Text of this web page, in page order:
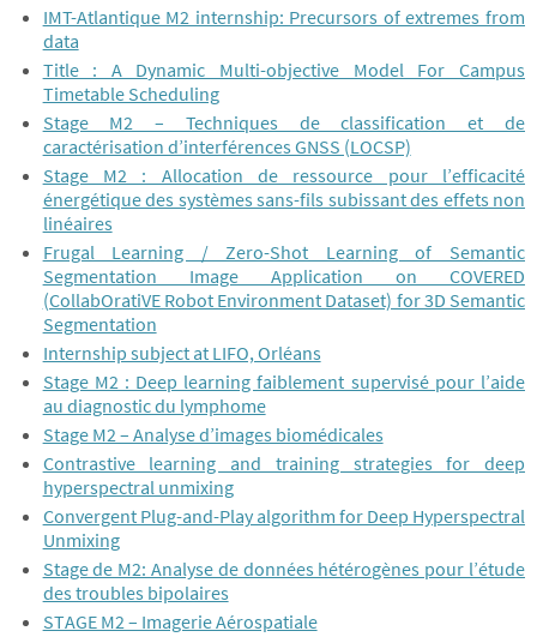
IMT-Atlantique M2 internship: Precursors of extremes from
data
Title : A Dynamic Multi-objective Model For Campus
Timetable Scheduling
Stage M2 – Techniques de classification et de
caractérisation d’interférences GNSS (LOCSP)
Stage M2 : Allocation de ressource pour l’efficacité
énergétique des systèmes sans-fils subissant des effets non
linéaires
Frugal Learning / Zero-Shot Learning of Semantic
Segmentation Image Application on COVERED
(CollabOratiVE Robot Environment Dataset) for 3D Semantic
Segmentation
Internship subject at LIFO, Orléans
Stage M2 : Deep learning faiblement supervisé pour l’aide
au diagnostic du lymphome
Stage M2 – Analyse d’images biomédicales
Contrastive learning and training strategies for deep
hyperspectral unmixing
Convergent Plug-and-Play algorithm for Deep Hyperspectral
Unmixing
Stage de M2: Analyse de données hétérogènes pour l’étude
des troubles bipolaires
STAGE M2 – Imagerie Aérospatiale